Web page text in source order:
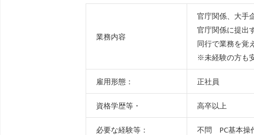
業務内容
官庁関係、大手
官庁関係に提出
同行で業務を覚
※未経験の方も
雇用形態： 正社員
資格学歴等・ 高卒以上
必要な経験等： 不問 PC基本操